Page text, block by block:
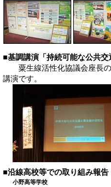
■基調講演「持続可能な公共
粟生線活性化協議会座長の
講演です。
■沿線高校等での取り組み報告
小野高等学校